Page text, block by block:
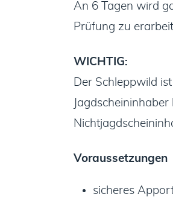
An 6 Tagen wird
Prüfung zu
WICHTIG:
Der Schleppwild
Voraussetzungen
sicheres